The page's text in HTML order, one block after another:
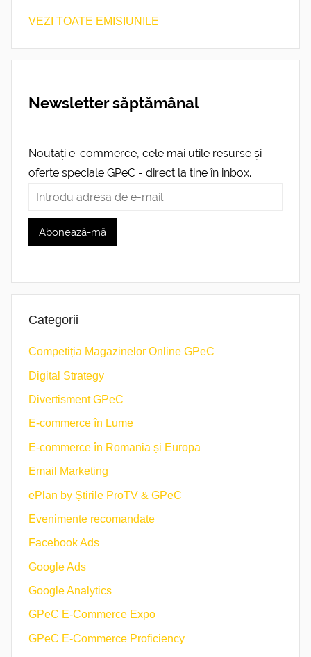
VEZI TOATE EMISIUNILE
Newsletter săptămânal
Noutăți e-commerce, cele mai utile resurse și
oferte speciale GPeC - direct la tine în inbox.
Categorii
Competiția Magazinelor Online GPeC
Digital Strategy
Divertisment GPeC
E-commerce în Lume
E-commerce în Romania și Europa
Email Marketing
ePlan by Știrile ProTV & GPeC
Evenimente recomandate
Facebook Ads
Google Ads
Google Analytics
GPeC E-Commerce Expo
GPeC E-Commerce Proficiency